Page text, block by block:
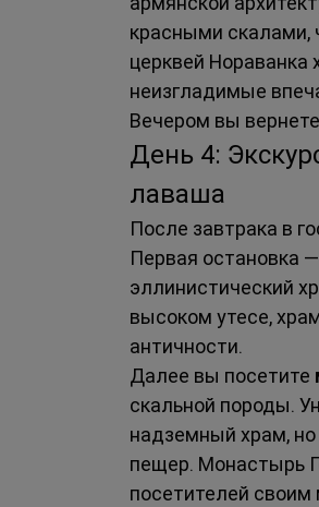
красными скалами,
церквей Нораванка
неизгладимые
Вечером вы
День 4:
лаваша
После завтрака в
Первая остановка
эллинистический
высоком утесе,
античности.
Далее вы посетите
скальной породы.
надземный храм,
пещер. Монастырь
посетителей